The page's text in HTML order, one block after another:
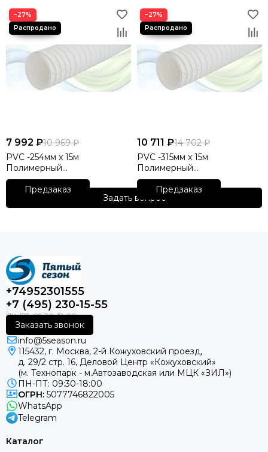
−27%
7 992 ₽10 969 ₽
PVC -254мм x 15м
Полимерный
неизолированный гибкий
воздуховод DEC
(Нидерланды)
Предзаказ
−27%
10 711 ₽14 702 ₽
PVC -315мм x 15м
Полимерный
неизолированный гибкий
воздуховод DEC
INTERNATIONAL
(Нидерланды)
Предзаказ
Задать вопрос
+74952301555
+7 (495) 230-15-55
Заказать звонок
info@5season.ru
115432, г. Москва, 2-й Кожуховский проезд,
д. 29/2 стр. 16, Деловой Центр «Кожуховский»
(м. Технопарк - м.Автозаводская или МЦК «ЗИЛ»)
ПН-ПТ: 09:30-18:00
ОГРН: 5077746822005
WhatsApp
Telegram
Каталог